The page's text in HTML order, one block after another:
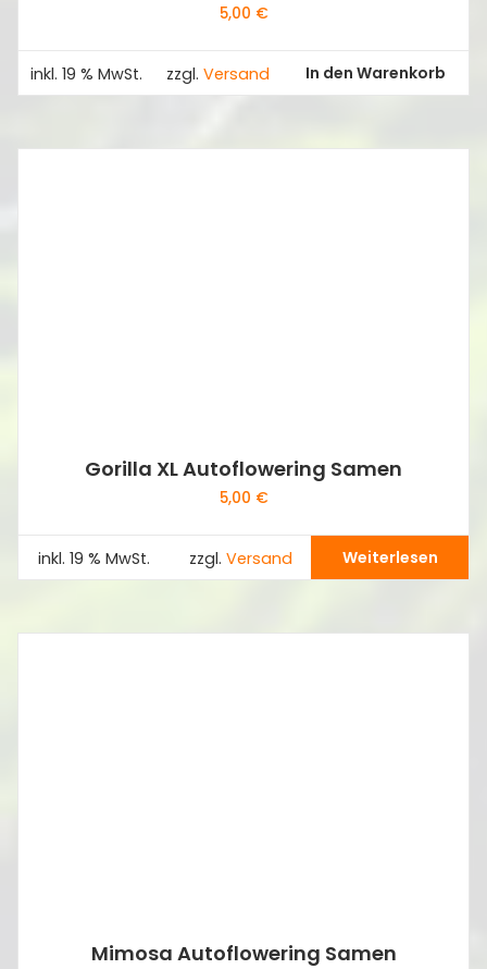
5,00 €
inkl. 19 % MwSt. zzgl. Versand In den Warenkorb
Gorilla XL Autoflowering Samen
5,00 €
inkl. 19 % MwSt. zzgl. Versand Weiterlesen
Mimosa Autoflowering Samen